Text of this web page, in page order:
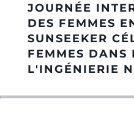
NOTRE
ESTIMEZ
JOURNÉE
DES FEMMES
SUNSEEKER
FEMMES DANS
L'INGÉNIERIE